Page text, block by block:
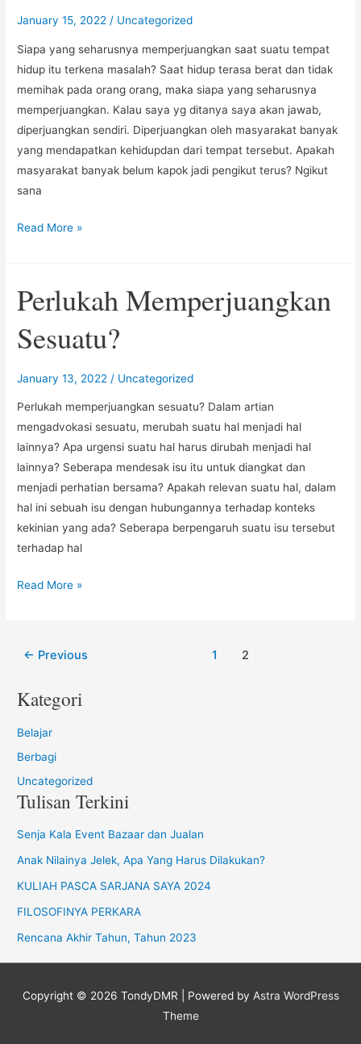
January 15, 2022/ Uncategorized
Siapa yang seharusnya memperjuangkan saat suatu tempat
hidup itu terkena masalah? Saat hidup terasa berat dan tidak
memihak pada orang orang, maka siapa yang seharusnya
memperjuangkan. Kalau saya yg ditanya saya akan jawab,
diperjuangkan sendiri. Diperjuangkan oleh masyarakat banyak
yang mendapatkan kehidupdan dari tempat tersebut. Apakah
masyarakat banyak belum kapok jadi pengikut terus? Ngikut
sana
Siapa
Read More »
Perlukah Memperjuangkan
Sesuatu?
January 13, 2022 / Uncategorized
Perlukah memperjuangkan sesuatu? Dalam artian
mengadvokasi sesuatu, merubah suatu hal menjadi hal
lainnya? Apa urgensi suatu hal harus dirubah menjadi hal
lainnya? Seberapa mendesak isu itu untuk diangkat dan
menjadi perhatian bersama? Apakah relevan suatu hal, dalam
hal ini sebuah isu dengan hubungannya terhadap konteks
kekinian yang ada? Seberapa berpengaruh suatu isu tersebut
terhadap hal
Perlukah
Read More »
Post← Previous 1 2
Kategori
Belajar
Berbagi
Uncategorized
Tulisan Terkini
Senja Kala Event Bazaar dan Jualan
Anak Nilainya Jelek, Apa Yang Harus Dilakukan?
KULIAH PASCA SARJANA SAYA 2024
FILOSOFINYA PERKARA
Rencana Akhir Tahun, Tahun 2023
Copyright © 2026 TondyDMR | Powered by Astra WordPress
Theme